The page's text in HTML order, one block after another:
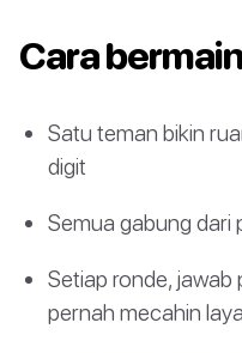
Cara
Satu teman bikin
digit
Semua gabung dari
Setiap ronde,
pernah mecahin